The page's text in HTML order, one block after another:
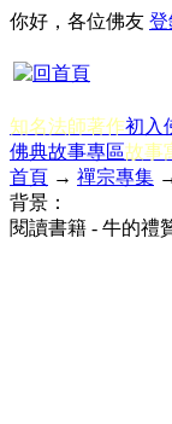
你好，各位佛友 登
知名法師著作初入
佛典故事專區故事
首頁 → 禪宗專集
背景：
閱讀書籍 - 牛的